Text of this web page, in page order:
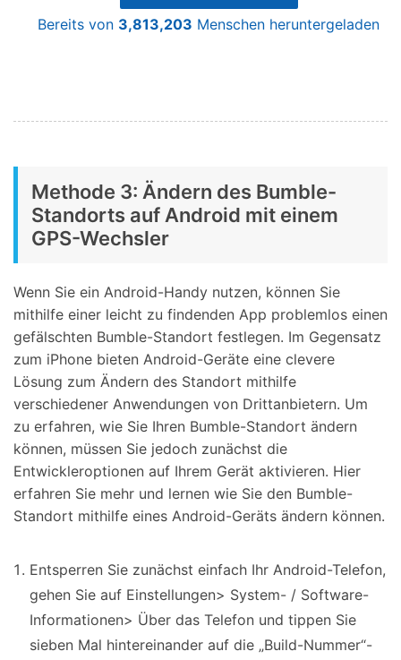
Bereits von 3,813,203 Menschen heruntergeladen
Methode 3: Ändern des Bumble-
Standorts auf Android mit einem
GPS-Wechsler
Wenn Sie ein Android-Handy nutzen, können Sie
mithilfe einer leicht zu findenden App problemlos einen
gefälschten Bumble-Standort festlegen. Im Gegensatz
zum iPhone bieten Android-Geräte eine clevere
Lösung zum Ändern des Standort mithilfe
verschiedener Anwendungen von Drittanbietern. Um
zu erfahren, wie Sie Ihren Bumble-Standort ändern
können, müssen Sie jedoch zunächst die
Entwickleroptionen auf Ihrem Gerät aktivieren. Hier
erfahren Sie mehr und lernen wie Sie den Bumble-
Standort mithilfe eines Android-Geräts ändern können.
Entsperren Sie zunächst einfach Ihr Android-Telefon,
gehen Sie auf Einstellungen> System- / Software-
Informationen> Über das Telefon und tippen Sie
sieben Mal hintereinander auf die „Build-Nummer“-